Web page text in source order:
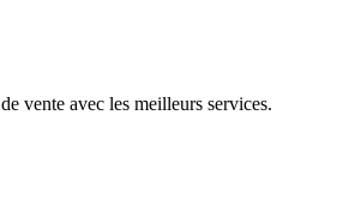
de vente avec les meilleurs services.